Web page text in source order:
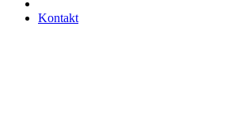
Kontakt